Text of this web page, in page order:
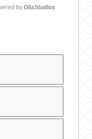
by GliaStudios